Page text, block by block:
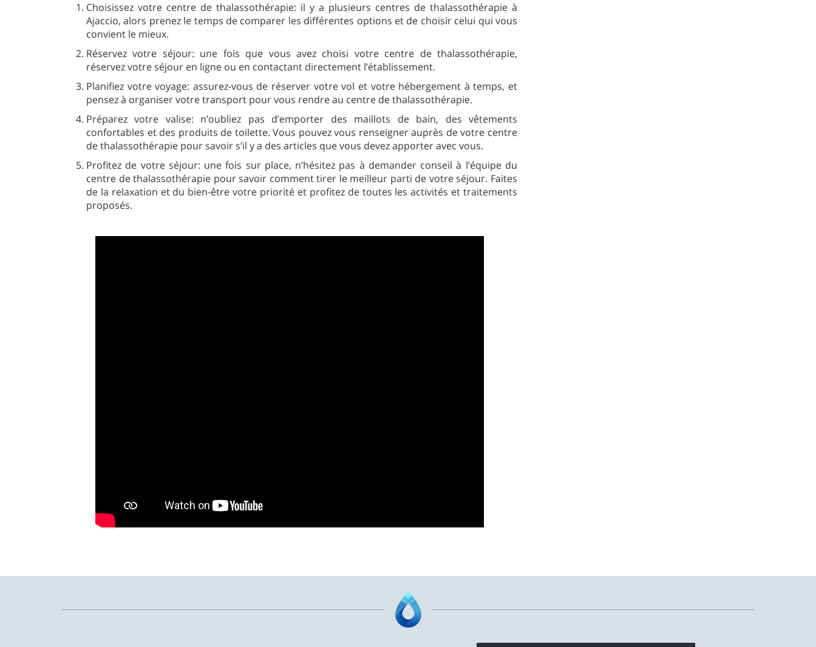
Choisissez votre centre de thalassothérapie: il y a plusieurs centres de thalassothérapie à
Ajaccio, alors prenez le temps de comparer les différentes options et de choisir celui qui vous
convient le mieux.
Réservez votre séjour: une fois que vous avez choisi votre centre de thalassothérapie,
réservez votre séjour en ligne ou en contactant directement l’établissement.
Planifiez votre voyage: assurez-vous de réserver votre vol et votre hébergement à temps, et
pensez à organiser votre transport pour vous rendre au centre de thalassothérapie.
Préparez votre valise: n’oubliez pas d’emporter des maillots de bain, des vêtements
confortables et des produits de toilette. Vous pouvez vous renseigner auprès de votre centre
de thalassothérapie pour savoir s’il y a des articles que vous devez apporter avec vous.
Profitez de votre séjour: une fois sur place, n’hésitez pas à demander conseil à l’équipe du
centre de thalassothérapie pour savoir comment tirer le meilleur parti de votre séjour. Faites
de la relaxation et du bien-être votre priorité et profitez de toutes les activités et traitements
proposés.